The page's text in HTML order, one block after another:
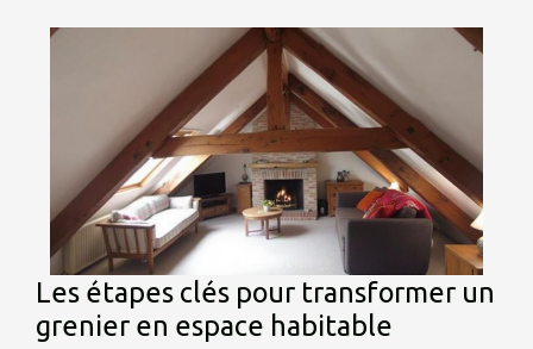
Les étapes clés pour transformer un
grenier en espace habitable